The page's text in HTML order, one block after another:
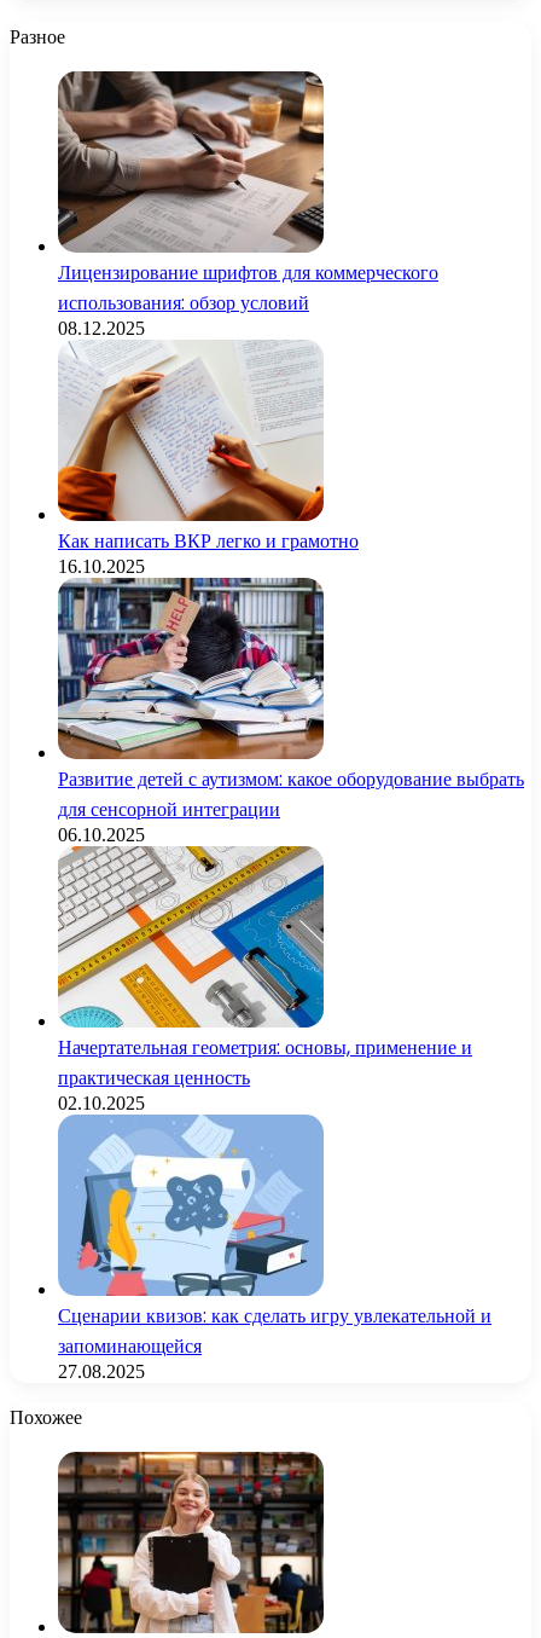
Разное
Лицензирование шрифтов для коммерческого
использования: обзор условий
08.12.2025
Как написать ВКР легко и грамотно
16.10.2025
Развитие детей с аутизмом: какое оборудование выбрать
для сенсорной интеграции
06.10.2025
Начертательная геометрия: основы, применение и
практическая ценность
02.10.2025
Сценарии квизов: как сделать игру увлекательной и
запоминающейся
27.08.2025
Похожее